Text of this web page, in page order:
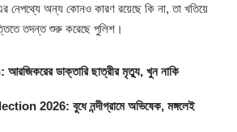
নেপথ্যে অন্য কোনও কারণ রয়েছে কি না, তা খতিয়ে
তদন্ত শুরু করেছে পুলিশ।
ডাক্তারি ছাত্রীর মৃত্যু, খুন নাকি
2026: বুধে নন্দীগ্রামে অভিষেক, মঙ্গলেই